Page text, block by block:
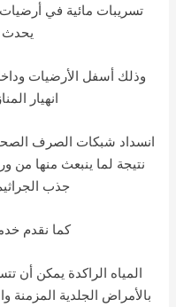
تسريبات مائية في أرضيات
يحدث
وذلك أسفل الأرضيات وداخل
انهيار
شبكات الصرف الصحي
نتيجة لما ينبعث منها من
جذب الجراثيم
كما نقدم خدمة
المياه الراكدة يمكن أن
الجلدية المزمنة